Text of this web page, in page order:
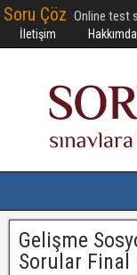
Soru Çöz Online test
İletişim Hakkımda
Gelişme
Sorular Final